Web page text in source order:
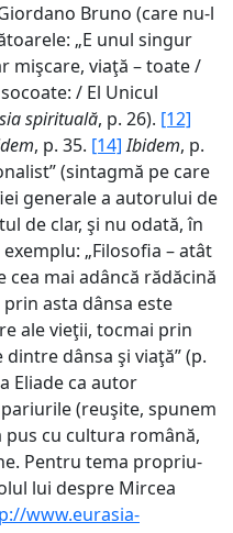
Bruno (care nu-l
„E unul singur
mişcare, viaţă – toate /
/ El Unicul
spirituală, p. 26). [12]
, p. 35. [14] Ibidem, p.
(sintagmă pe care
generale a autorului de
de clar, şi nu odată, în
„Filosofia – atât
cea mai adâncă rădăcină
asta dânsa este
ale vieţii, tocmai prin
dânsa şi viaţă” (p.
Eliade ca autor
(reuşite, spunem
pus cu cultura română,
Pentru tema propriu-
lui despre Mircea
www.eurasia-